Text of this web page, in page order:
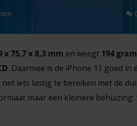
x 75,7 x 8,3 mm en weegt 194 gram
. Daarmee is de iPhone 11 goed in
iets lastig te bereiken met de
maar een kleinere behuizing: